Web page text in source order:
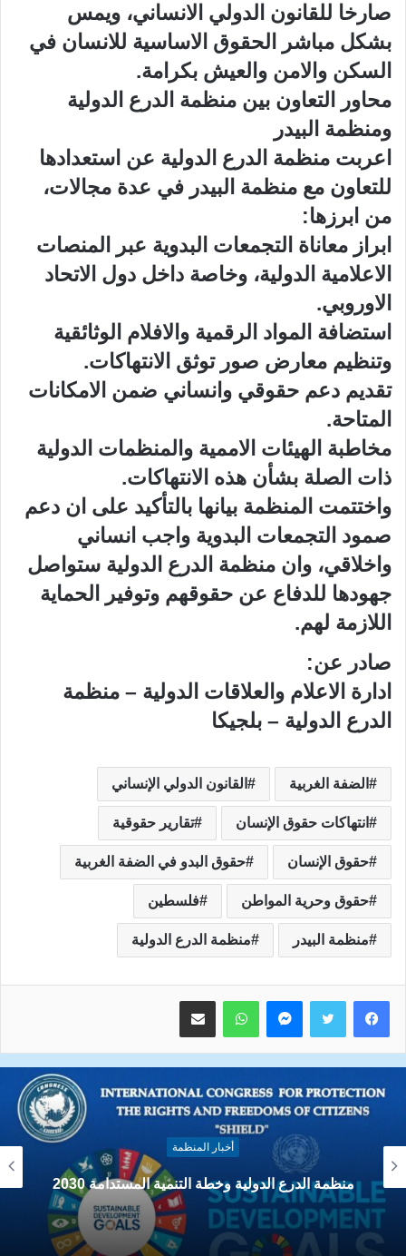
صارخا للقانون الدولي الانساني، ويمس
بشكل مباشر الحقوق الاساسية للانسان في
السكن والامن والعيش بكرامة.
محاور التعاون بين منظمة الدرع الدولية
ومنظمة البيدر
اعربت منظمة الدرع الدولية عن استعدادها
للتعاون مع منظمة البيدر في عدة مجالات،
من ابرزها:
ابراز معاناة التجمعات البدوية عبر المنصات
الاعلامية الدولية، وخاصة داخل دول الاتحاد
الاوروبي.
استضافة المواد الرقمية والافلام الوثائقية
وتنظيم معارض صور توثق الانتهاكات.
تقديم دعم حقوقي وانساني ضمن الامكانات
المتاحة.
مخاطبة الهيئات الاممية والمنظمات الدولية
ذات الصلة بشأن هذه الانتهاكات.
واختتمت المنظمة بيانها بالتأكيد على ان دعم
صمود التجمعات البدوية واجب انساني
واخلاقي، وان منظمة الدرع الدولية ستواصل
جهودها للدفاع عن حقوقهم وتوفير الحماية
اللازمة لهم.
صادر عن:
ادارة الاعلام والعلاقات الدولية – منظمة
الدرع الدولية – بلجيكا
الضفة الغربية القانون الدولي الإنساني
انتهاكات حقوق الإنسان تقارير حقوقية
حقوق الإنسان حقوق البدو في الضفة الغربية
حقوق وحرية المواطن فلسطين
منظمة البيدر منظمة الدرع الدولية
ماسنجر واتساب مشاركة عبر البريد
أخبار المنظمة
منظمة الدرع – اليوم العالمي للغة العربية